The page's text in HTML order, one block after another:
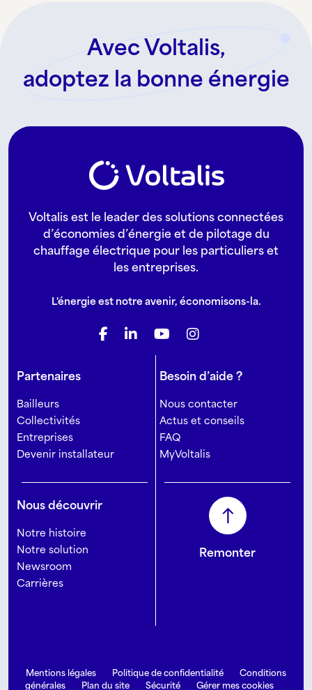
Avec Voltalis,
adoptez la bonne énergie
Voltalis est le leader des solutions connectées
d’économies d’énergie et de pilotage du
chauffage électrique pour les particuliers et
les entreprises.
L'énergie est notre avenir, économisons-la.
Partenaires
Bailleurs
Collectivités
Entreprises
Devenir installateur
Besoin d’aide ?
Nous contacter
Actus et conseils
FAQ
MyVoltalis
Nous découvrir
Notre histoire
Notre solution
Newsroom
Carrières
Remonter
Mentions légales Politique de confidentialité
Conditions
générales
Plan du site Sécurité Gérer mes cookies